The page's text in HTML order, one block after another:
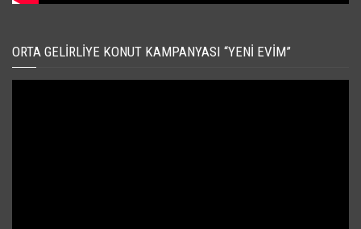
ORTA GELIRLIYE KONUT KAMPANYASI “YENI EVIM”